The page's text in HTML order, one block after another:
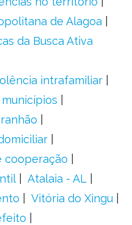
de Alagoa
da Busca Ativa
intrafamiliar
cooperação
Atalaia - AL
Vitória do Xingu